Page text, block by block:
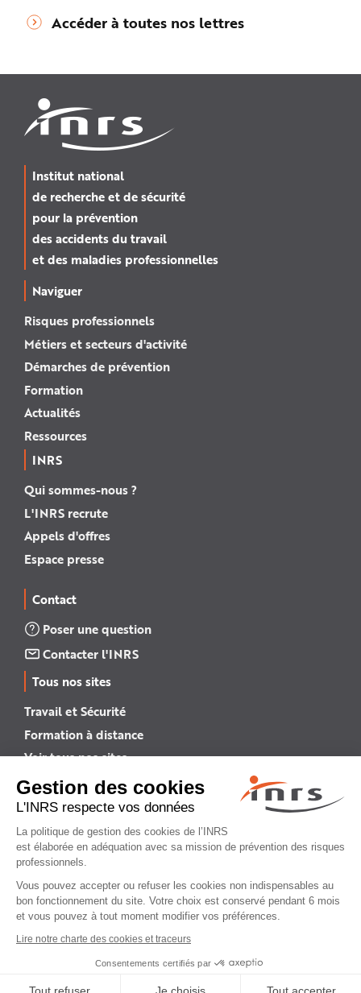
Accéder à toutes nos lettres
Institut national
de recherche et de sécurité
pour la prévention
des accidents du travail
et des maladies professionnelles
Naviguer
Risques professionnels
Métiers et secteurs d'activité
Démarches de prévention
Formation
Actualités
Ressources
INRS
Qui sommes-nous ?
L'INRS recrute
Appels d'offres
Espace presse
Contact
Poser une question
Contacter l'INRS
Tous nos sites
Travail et Sécurité
Formation à distance
Voir tous nos sites →
INRS English
INRS (english version)
Plan du site
Mentions légales
Politique de confidentialité